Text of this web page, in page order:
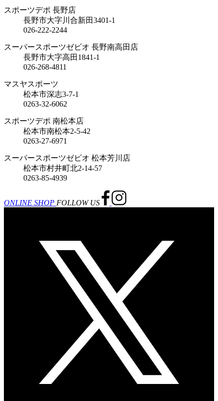
スポーツデポ 長野店
長野市大字川合新田3401-1
026-222-2244
スーパースポーツゼビオ 長野南高田店
長野市大字高田1841-1
026-268-4811
マスヤスポーツ
松本市深志3-7-1
0263-32-6062
スポーツデポ 南松本店
松本市南松本2-5-42
0263-27-6971
スーパースポーツゼビオ 松本芳川店
松本市村井町北2-14-57
0263-85-4939
ONLINE SHOP FOLLOW US